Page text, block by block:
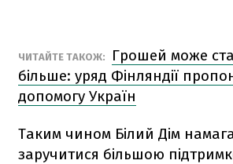
ЧИТАЙТЕ ТАКОЖ:
Грошей може
більше: уряд Фінляндії
допомогу Україн
Таким чином Білий Дім
заручитися більшою